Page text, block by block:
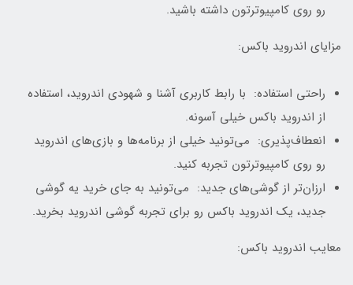
رو روی کامپیوترتون داشته باشید.
مزایای اندروید باکس:
راحتی استفاده: با رابط کاربری آشنا و شهودی اندروید، استفاده
از اندروید باکس خیلی آسونه.
انعطاف‌پذیری: می‌تونید خیلی از برنامه‌ها و بازی‌های اندروید
رو روی کامپیوترتون تجربه کنید.
ارزان‌تر از گوشی‌های جدید: می‌تونید به جای خرید یه گوشی
جدید، یک اندروید باکس رو برای تجربه گوشی اندروید بخرید.
معایب اندروید باکس: